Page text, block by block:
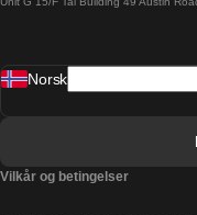
Norsk
Vilkår og betingelser